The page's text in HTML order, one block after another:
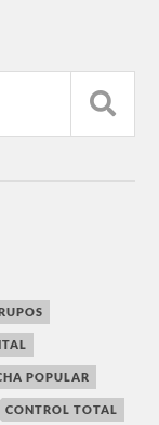
POPULAR
CONTROL TOTAL